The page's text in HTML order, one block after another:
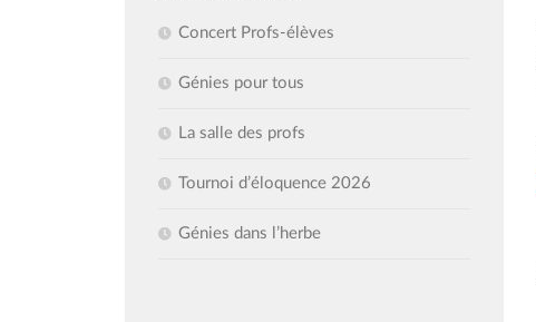
Concert Profs-élèves
Génies pour tous
La salle des profs
Tournoi d’éloquence 2026
Génies dans l’herbe